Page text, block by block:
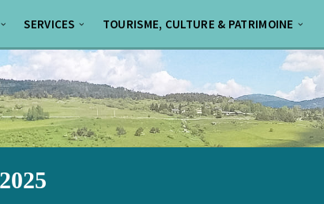
SERVICES TOURISME, CULTURE & PATRIMOINE